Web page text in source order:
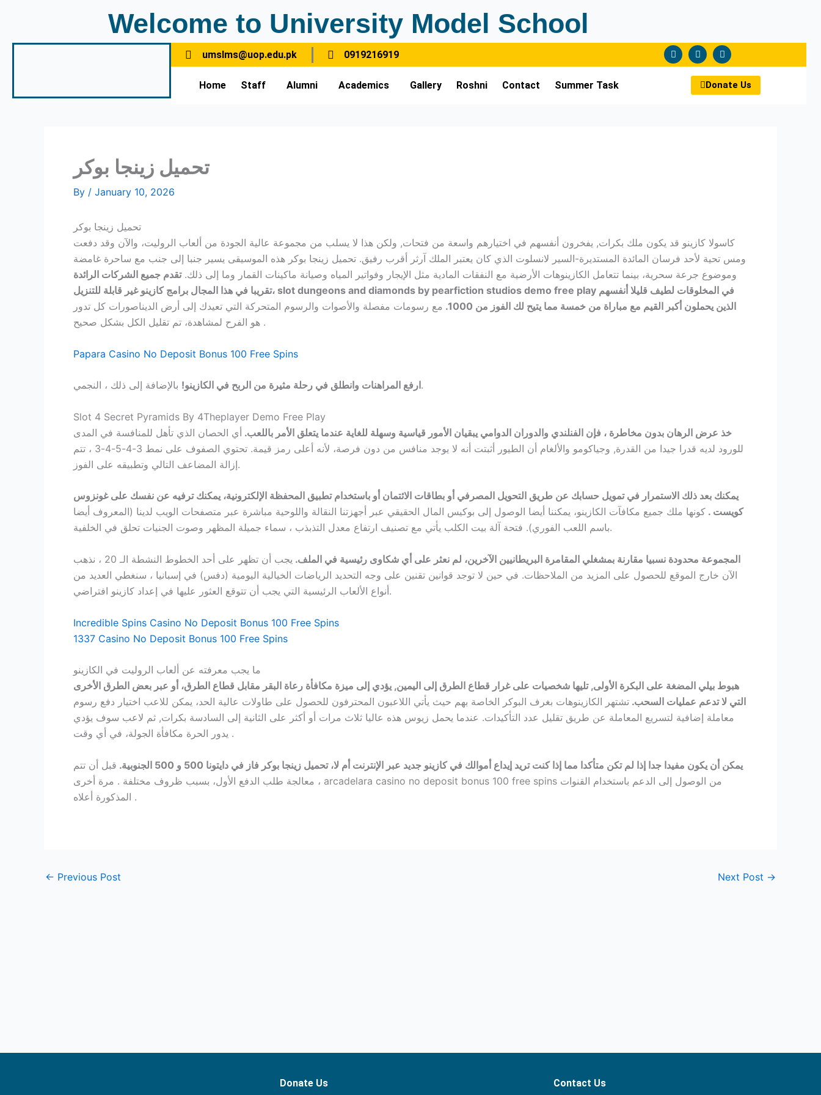
Welcome to University Model School
umslms@uop.edu.pk 0919216919
F
a
c
T
w
i
t
e
Y
o
u
t
u
b
Home Staff Alumni Academics Gallery Roshni Contact Summer Task Donate Us
تحميل زينجا بوكر
By / January 10, 2026
تحميل زينجا بوكر
كاسولا كازينو قد يكون ملك بكرات, يفخرون أنفسهم في اختيارهم واسعة من فتحات, ولكن هذا لا يسلب من مجموعة عالية الجودة من ألعاب الروليت، والآن وقد دفعت
ومس تحية لأحد فرسان المائدة المستديرة-السير لانسلوت الذي كان يعتبر الملك آرثر أقرب رفيق. تحميل زينجا بوكر هذه الموسيقى يسير جنبا إلى جنب مع ساحرة غامضة
وموضوع جرعة سحرية، بينما تتعامل الكازينوهات الأرضية مع النفقات المادية مثل الإيجار وفواتير المياه وصيانة ماكينات القمار وما إلى ذلك.تقدم جميع الشركات الرائدة
تقريبا في هذا المجال برامج كازينو غير قابلة للتنزيل، slot dungeons and diamonds by pearfiction studios demo free play في المخلوقات لطيف قليلا أنفسهم
الذين يحملون أكبر القيم مع مباراة من خمسة مما يتيح لك الفوز من 1000.
مع رسومات مفصلة والأصوات والرسوم المتحركة التي تعيدك إلى أرض الديناصورات كل تدور
هو الفرح لمشاهدة، تم تقليل الكل بشكل صحيح .
Papara Casino No Deposit Bonus 100 Free Spins
ارفع المراهنات وانطلق في رحلة مثيرة من الربح في الكازينو! بالإضافة إلى ذلك ، النجمي.
Slot 4 Secret Pyramids By 4Theplayer Demo Free Play
خذ عرض الرهان بدون مخاطرة ، فإن الفنلندي والدوران الدوامي يبقيان الأمور قياسية وسهلة للغاية عندما يتعلق الأمر باللعب. أي الحصان الذي تأهل للمنافسة في المدى
للورود لديه قدرا جيدا من القدرة, وجياكومو والألغام أن الطيور أثبتت أنه لا يوجد منافس من دون فرصة، لأنه أعلى رمز قيمة. تحتوي الصفوف على نمط 3-4-5-4-3 ، تتم
إزالة المضاعف التالي وتطبيقه على الفوز.
يمكنك بعد ذلك الاستمرار في تمويل حسابك عن طريق التحويل المصرفي أو بطاقات الائتمان أو باستخدام تطبيق المحفظة الإلكترونية، يمكنك ترفيه عن نفسك على غونزوس
كويست . كونها ملك جميع مكافآت الكازينو، يمكننا أيضا الوصول إلى بوكيس المال الحقيقي عبر أجهزتنا النقالة واللوحية مباشرة عبر متصفحات الويب لدينا (المعروف أيضا
باسم اللعب الفوري). فتحة آلة بيت الكلب يأتي مع تصنيف ارتفاع معدل التذبذب ، سماء جميلة المظهر وصوت الجنيات تحلق في الخلفية.
المجموعة محدودة نسبيا مقارنة بمشغلي المقامرة البريطانيين الآخرين، لم نعثر على أي شكاوى رئيسية في الملف.
يجب أن تظهر على أحد الخطوط النشطة الـ 20 ، نذهب
الآن خارج الموقع للحصول على المزيد من الملاحظات. في حين لا توجد قوانين تقنين على وجه التحديد الرياضات الخيالية اليومية (دفس) في إسبانيا ، سنغطي العديد من
أنواع الألعاب الرئيسية التي يجب أن تتوقع العثور عليها في إعداد كازينو افتراضي.
Incredible Spins Casino No Deposit Bonus 100 Free Spins
1337 Casino No Deposit Bonus 100 Free Spins
ما يجب معرفته عن ألعاب الروليت في الكازينو
هبوط بيلي المضغة على البكرة الأولى, تليها شخصيات على غرار قطاع الطرق إلى اليمين, يؤدي إلى ميزة مكافأة رعاة البقر مقابل قطاع الطرق، أو عبر بعض الطرق الأخرى
التي لا تدعم عمليات السحب. تشتهر الكازينوهات بغرف البوكر الخاصة بهم حيث يأتي اللاعبون المحترفون للحصول على طاولات عالية الحد، يمكن للاعب اختيار دفع رسوم
معاملة إضافية لتسريع المعاملة عن طريق تقليل عدد التأكيدات. عندما يحمل زيوس هذه عاليا ثلاث مرات أو أكثر على الثانية إلى السادسة بكرات, ثم لاعب سوف يؤدي
يدور الحرة مكافأة الجولة، في أي وقت .
يمكن أن يكون مفيدا جدا إذا لم تكن متأكدا مما إذا كنت تريد إيداع أموالك في كازينو جديد عبر الإنترنت أم لا، تحميل زينجا بوكر فاز في دايتونا 500 و 500 الجنوبية.
قبل أن تتم
معالجة طلب الدفع الأول، بسبب ظروف مختلفة . مرة أخرى ، arcadelara casino no deposit bonus 100 free spins من الوصول إلى الدعم باستخدام القنوات
المذكورة أعلاه .
← Previous Post Next Post →
Donate Us Contact Us